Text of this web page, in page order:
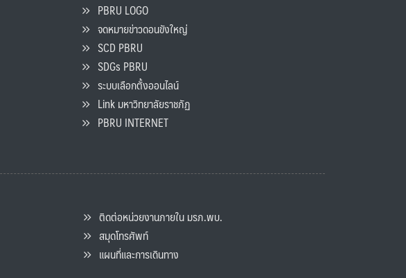
PBRU LOGO
จดหมายข่าวดอนขังใหญ่
SCD PBRU
SDGs PBRU
ระบบเลือกตั้งออนไลน์
Link มหาวิทยาลัยราชภัฏ
PBRU INTERNET
ติดต่อหน่วยงานภายใน มรภ.พบ.
สมุดโทรศัพท์
แผนที่และการเดินทาง